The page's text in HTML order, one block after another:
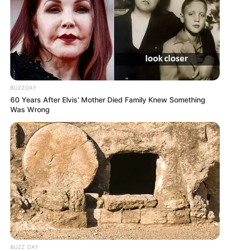
BUZZDAY
60 Years After Elvis' Mother Died Family Knew Something
Was Wrong
BUZZ DAY